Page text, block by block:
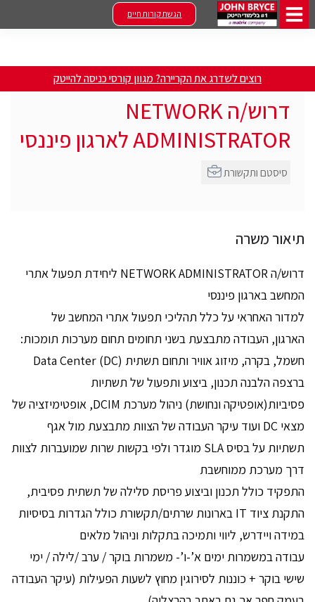
הגשת קורות חיים
רוצים לשדרג את הקריירה? מגוון קורסי כניסה להייטק
דרוש/ה NETWORK
ADMINISTRATOR לארגון פיננסי
תיאור משרה
דרוש/ה NETWORK ADMINISTRATOR ליחידת תפעול אתרי
המחשב בארגון פיננסי
למדור האחראי על כלל תהליכי תפעול אתרי המחשב של
הארגון, העבודה מתבצעת בשני תחומים תחום מערכות תומכות:
חשמל, בקרה, מיזוג אוויר ותחום תשתית Data Center (DC)
ברצפה הלבנה תכנון, ביצוע ותפעול של תשתיות
פסיביות(אופטיקה ונחושת) ניהול מערכת DCIM, אופטימיזציה של
מצאי DC ועוד עיקר העבודה של הצוות מתבצעת מול אגף
תשתיות על בסיס SLA מוגדר ולפי בקשות שרות שמועברות לצוות
דרך מערכת ממוחשבת
התפקיד כולל תכנון וביצוע פריסת סלילה של תשתית פסיבית,
התקנת ציוד IT בארונות שרתים/תקשורת כולל הגדרות בסיסיות
במידה ויידרש, ליווי ותמיכה בתקלות וניהול מלאים
עבודה במשמרות ימים א’-ו’- משמרות בוקר / ערב /לילה / ימי
שישי בוקר + כוננות לסירוגין מחוץ לשעות הפעילות (עיקר העבודה